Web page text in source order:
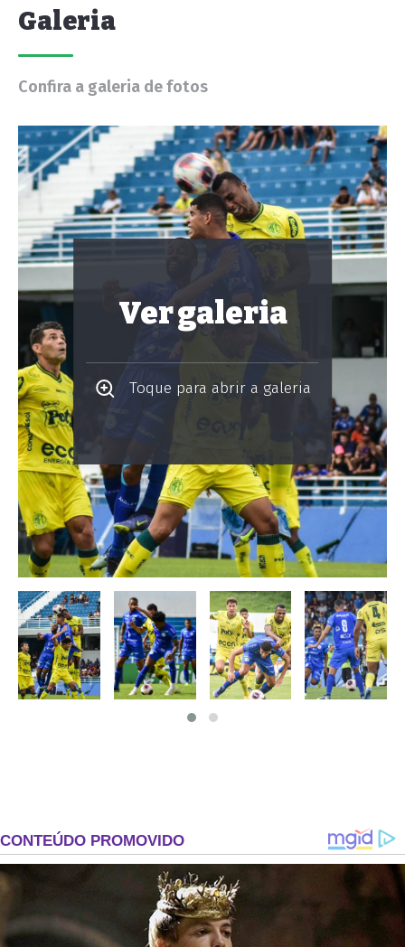
Galeria
Confira a galeria de fotos
Ver galeria
Toque para abrir a galeria